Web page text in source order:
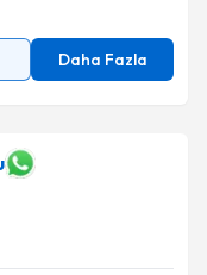
Daha Fazla